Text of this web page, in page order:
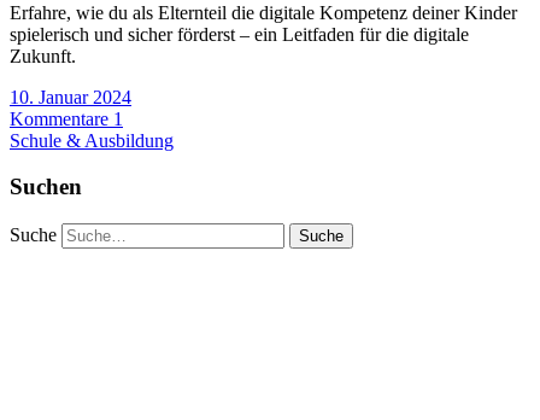
Erfahre, wie du als Elternteil die digitale Kompetenz deiner Kinder
spielerisch und sicher förderst – ein Leitfaden für die digitale
Zukunft.
10. Januar 2024
Kommentare 1
Schule & Ausbildung
Suchen
Suche